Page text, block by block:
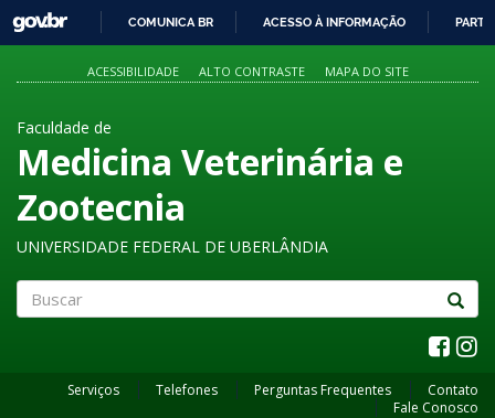
PARA
O
GOVBR
COMUNICA BR ACESSO À INFORMAÇÃO
ACESSIBILIDADE ALTO CONTRASTE MAPA DO SITE
Faculdade de
Medicina Veterinária e
Zootecnia
UNIVERSIDADE FEDERAL DE UBERLÂNDIA
Serviços Telefones Perguntas Frequentes
Contato
Fale Conosco